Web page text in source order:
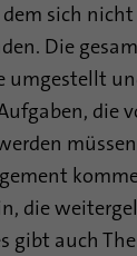
sich
Die
umgestellt
die
die
gibt auch